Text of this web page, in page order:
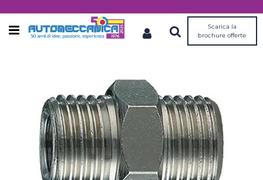
Open menu
Scarica la
brochure offerte